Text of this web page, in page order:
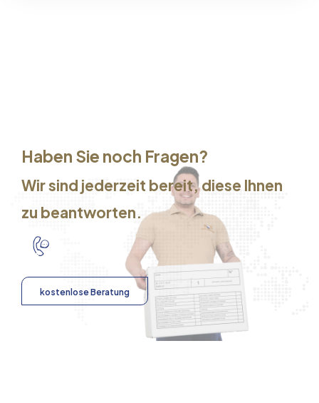
Haben Sie noch Fragen?
Wir sind jederzeit bereit, diese Ihnen
zu beantworten.
kostenlose Beratung